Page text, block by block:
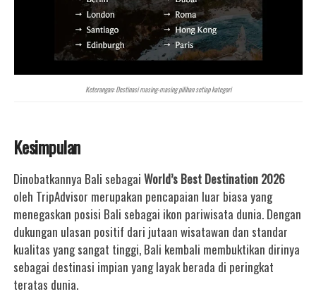
Keterangan: Destinasi masing-masing pilihan setiap kategori
Kesimpulan
Dinobatkannya Bali sebagaiWorld’s Best Destination 2026
oleh TripAdvisor merupakan pencapaian luar biasa yang
menegaskan posisi Bali sebagai ikon pariwisata dunia. Dengan
dukungan ulasan positif dari jutaan wisatawan dan standar
kualitas yang sangat tinggi, Bali kembali membuktikan dirinya
sebagai destinasi impian yang layak berada di peringkat
teratas dunia.